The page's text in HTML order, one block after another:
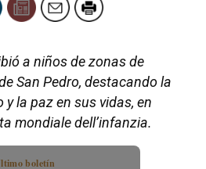
a niños de zonas de
San Pedro, destacando la
la paz en sus vidas, en
mondiale dell’infanzia.
boletín